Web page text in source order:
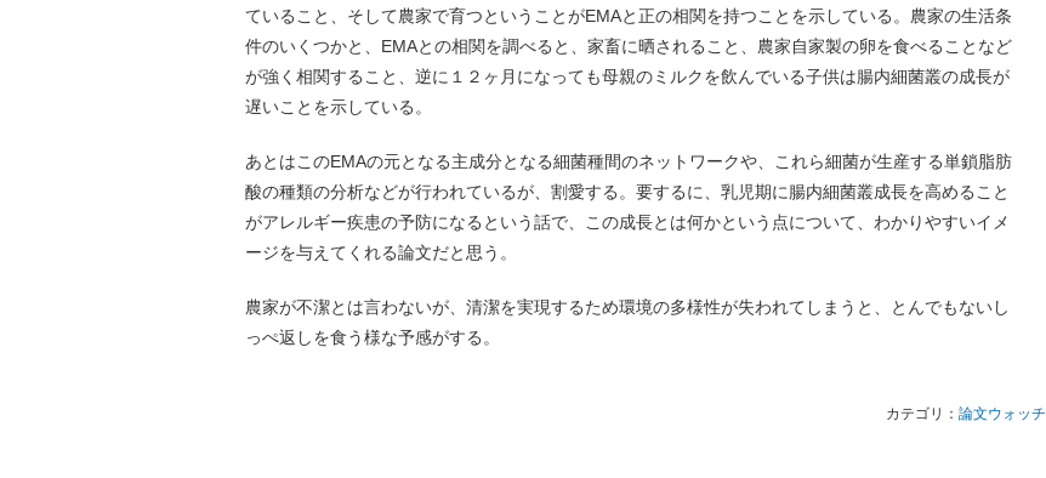
ていること、そして農家で育つということがEMAと正の相関を持つことを示している。農家の生活条
件のいくつかと、EMAとの相関を調べると、家畜に晒されること、農家自家製の卵を食べることなど
が強く相関すること、逆に１２ヶ月になっても母親のミルクを飲んでいる子供は腸内細菌叢の成長が
遅いことを示している。
あとはこのEMAの元となる主成分となる細菌種間のネットワークや、これら細菌が生産する単鎖脂肪
酸の種類の分析などが行われているが、割愛する。要するに、乳児期に腸内細菌叢成長を高めること
がアレルギー疾患の予防になるという話で、この成長とは何かという点について、わかりやすいイメ
ージを与えてくれる論文だと思う。
農家が不潔とは言わないが、清潔を実現するため環境の多様性が失われてしまうと、とんでもないし
っぺ返しを食う様な予感がする。
カテゴリ： 論文ウォッチ